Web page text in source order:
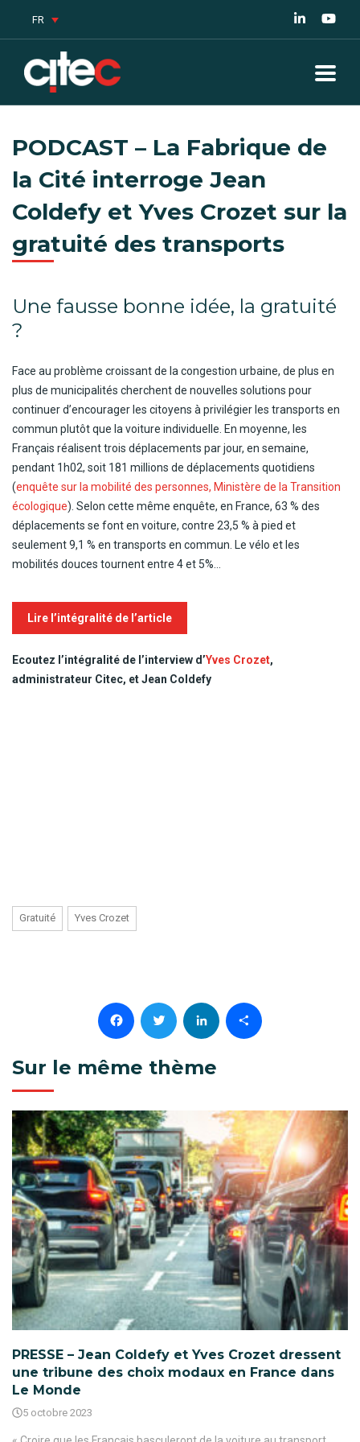
FR
PODCAST – La Fabrique de
la Cité interroge Jean
Coldefy et Yves Crozet sur la
gratuité des transports
Une fausse bonne idée, la gratuité
?
Face au problème croissant de la congestion urbaine, de plus en
plus de municipalités cherchent de nouvelles solutions pour
continuer d’encourager les citoyens à privilégier les transports en
commun plutôt que la voiture individuelle. En moyenne, les
Français réalisent trois déplacements par jour, en semaine,
pendant 1h02, soit 181 millions de déplacements quotidiens
(enquête sur la mobilité des personnes, Ministère de la Transition
écologique). Selon cette même enquête, en France, 63 % des
déplacements se font en voiture, contre 23,5 % à pied et
seulement 9,1 % en transports en commun. Le vélo et les
mobilités douces tournent entre 4 et 5%…
Lire l’intégralité de l’article
Ecoutez l’intégralité de l’interview d’Yves Crozet,
administrateur Citec, et Jean Coldefy
Gratuité Yves Crozet
Facebook
Twitter
LinkedIn
Partager
Sur le même thème
PRESSE – Jean Coldefy et Yves Crozet dressent
une tribune des choix modaux en France dans
Le Monde
5 octobre 2023